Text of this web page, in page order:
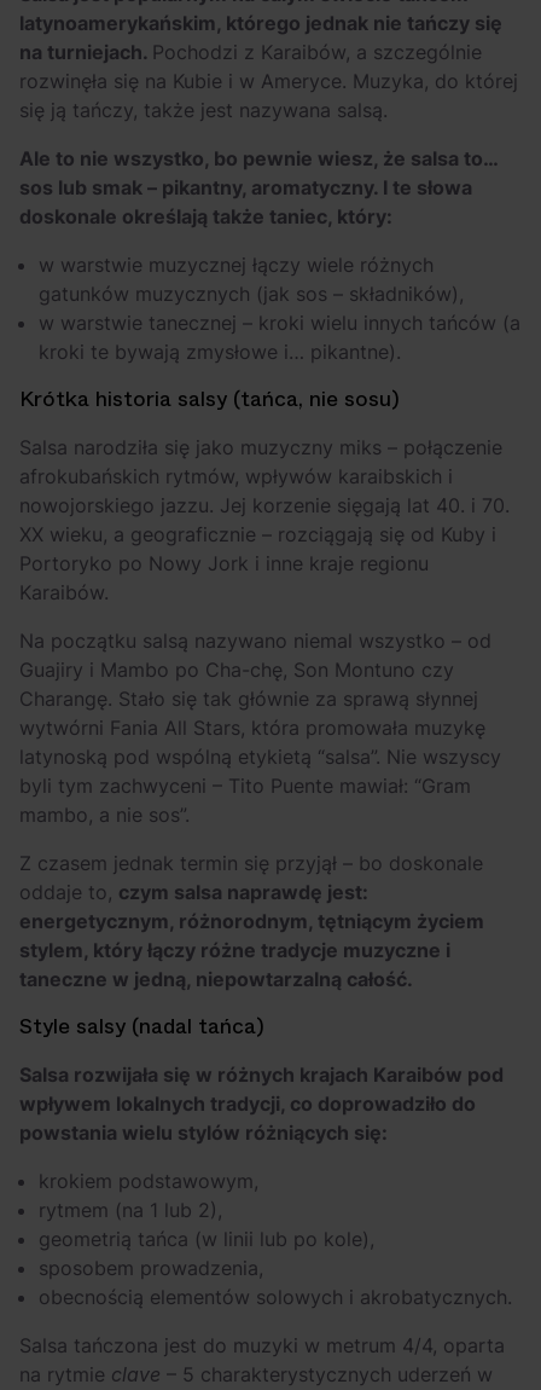
latynoamerykańskim, którego jednak nie tańczy się
na turniejach. Pochodzi z Karaibów, a szczególnie
rozwinęła się na Kubie i w Ameryce. Muzyka, do której
się ją tańczy, także jest nazywana salsą.
Ale to nie wszystko, bo pewnie wiesz, że salsa to…
sos lub smak – pikantny, aromatyczny. I te słowa
doskonale określają także taniec, który:
w warstwie muzycznej łączy wiele różnych
gatunków muzycznych (jak sos – składników),
w warstwie tanecznej – kroki wielu innych tańców (a
kroki te bywają zmysłowe i… pikantne).
Krótka historia salsy (tańca, nie sosu)
Salsa narodziła się jako muzyczny miks – połączenie
afrokubańskich rytmów, wpływów karaibskich i
nowojorskiego jazzu. Jej korzenie sięgają lat 40. i 70.
XX wieku, a geograficznie – rozciągają się od Kuby i
Portoryko po Nowy Jork i inne kraje regionu
Karaibów.
Na początku salsą nazywano niemal wszystko – od
Guajiry i Mambo po Cha-chę, Son Montuno czy
Charangę. Stało się tak głównie za sprawą słynnej
wytwórni Fania All Stars, która promowała muzykę
latynoską pod wspólną etykietą “salsa”. Nie wszyscy
byli tym zachwyceni – Tito Puente mawiał: “Gram
mambo, a nie sos”.
Z czasem jednak termin się przyjął – bo doskonale
oddaje to, czym salsa naprawdę jest:
energetycznym, różnorodnym, tętniącym życiem
stylem, który łączy różne tradycje muzyczne i
taneczne w jedną, niepowtarzalną całość.
Style salsy (nadal tańca)
Salsa rozwijała się w różnych krajach Karaibów pod
wpływem lokalnych tradycji, co doprowadziło do
powstania wielu stylów różniących się:
krokiem podstawowym,
rytmem (na 1 lub 2),
geometrią tańca (w linii lub po kole),
sposobem prowadzenia,
obecnością elementów solowych i akrobatycznych.
Salsa tańczona jest do muzyki w metrum 4/4, oparta
na rytmie clave – 5 charakterystycznych uderzeń w